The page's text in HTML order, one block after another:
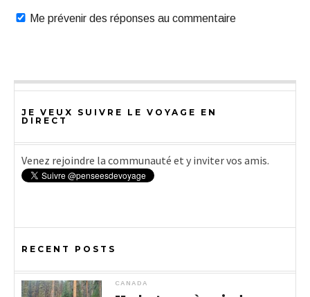
Me prévenir des réponses au commentaire
JE VEUX SUIVRE LE VOYAGE EN
DIRECT
Venez rejoindre la communauté et y inviter vos amis.
RECENT POSTS
CANADA